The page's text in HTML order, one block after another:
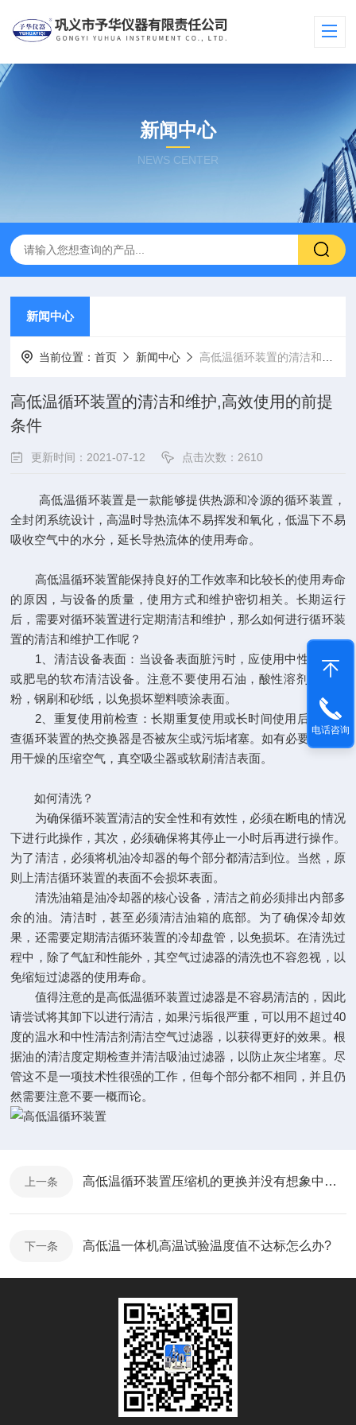
新闻中心
NEWS CENTER
新闻中心
当前位置：首页 新闻中心 高低温循环装置的清洁和维护,高效使用的前提条件
高低温循环装置的清洁和维护,高效使用的前提
条件
更新时间：2021-07-12 点击次数：2610
高低温循环装置是一款能够提供热源和冷源的循环装置，
全封闭系统设计，高温时导热流体不易挥发和氧化，低温下不易
吸收空气中的水分，延长导热流体的使用寿命。
高低温循环装置能保持良好的工作效率和比较长的使用寿命
的原因，与设备的质量，使用方式和维护密切相关。长期运行
后，需要对循环装置进行定期清洁和维护，那么如何进行循环装
置的清洁和维护工作呢？
1、清洁设备表面：当设备表面脏污时，应使用中性清洁剂
或肥皂的软布清洁设备。注意不要使用石油，酸性溶剂，研磨
粉，钢刷和砂纸，以免损坏塑料喷涂表面。
2、重复使用前检查：长期重复使用或长时间使用后，请检
查循环装置的热交换器是否被灰尘或污垢堵塞。如有必要，请使
用干燥的压缩空气，真空吸尘器或软刷清洁表面。
如何清洗？
为确保循环装置清洁的安全性和有效性，必须在断电的情况
下进行此操作，其次，必须确保将其停止一小时后再进行操作。
为了清洁，必须将机油冷却器的每个部分都清洁到位。当然，原
则上清洁循环装置的表面不会损坏表面。
清洗油箱是油冷却器的核心设备，清洁之前必须排出内部多
余的油。清洁时，甚至必须清洁油箱的底部。为了确保冷却效
果，还需要定期清洁循环装置的冷却盘管，以免损坏。在清洗过
程中，除了气缸和性能外，其空气过滤器的清洗也不容忽视，以
免缩短过滤器的使用寿命。
值得注意的是高低温循环装置过滤器是不容易清洁的，因此
请尝试将其卸下以进行清洁，如果污垢很严重，可以用不超过40
度的温水和中性清洁剂清洁空气过滤器，以获得更好的效果。根
据油的清洁度定期检查并清洁吸油过滤器，以防止灰尘堵塞。尽
管这不是一项技术性很强的工作，但每个部分都不相同，并且仍
然需要注意不要一概而论。
上一条 高低温循环装置压缩机的更换并没有想象中的那么简单
下一条 高低温一体机高温试验温度值不达标怎么办?
电话咨询